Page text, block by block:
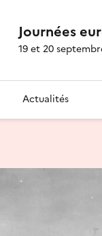
Journées
19 et 20
Actualités